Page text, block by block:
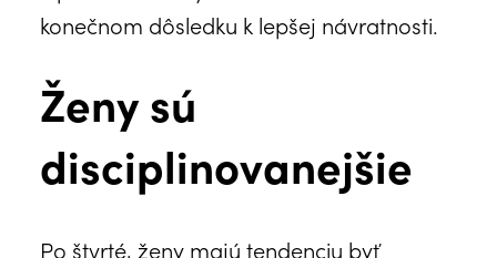
konečnom dôsledku k lepšej návratnosti.
Ženy sú
disciplinovanejšie
Po štvrté, ženy majú tendenciu byť